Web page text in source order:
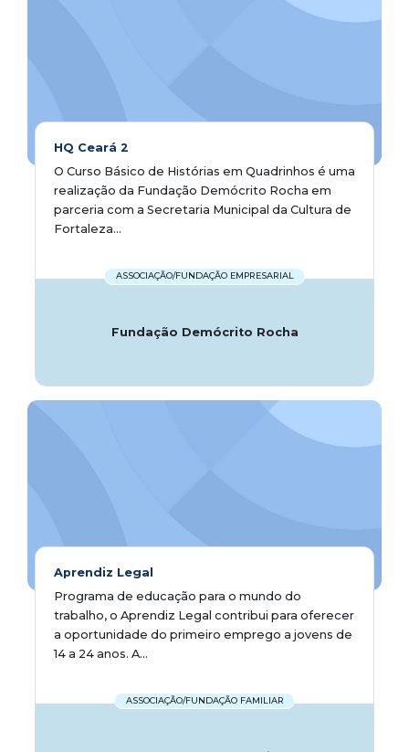
HQ Ceará 2
O Curso Básico de Histórias em Quadrinhos é uma
realização da Fundação Demócrito Rocha em
parceria com a Secretaria Municipal da Cultura de
Fortaleza...
ASSOCIAÇÃO/FUNDAÇÃO EMPRESARIAL
Fundação Demócrito Rocha
Aprendiz Legal
Programa de educação para o mundo do
trabalho, o Aprendiz Legal contribui para oferecer
a oportunidade do primeiro emprego a jovens de
14 a 24 anos. A...
ASSOCIAÇÃO/FUNDAÇÃO FAMILIAR